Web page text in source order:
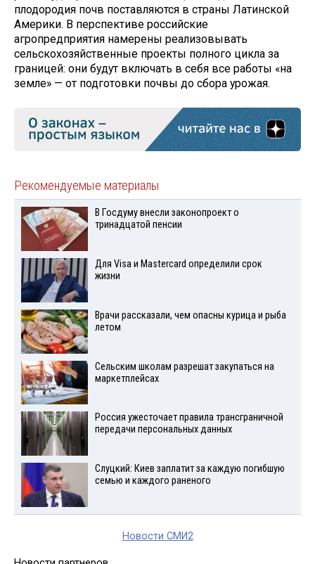
плодородия почв поставляются в страны Латинской
Америки. В перспективе российские
агропредприятия намерены реализовывать
сельскохозяйственные проекты полного цикла за
границей: они будут включать в себя все работы «на
земле» — от подготовки почвы до сбора урожая.
Рекомендуемые материалы
В Госдуму внесли законопроект о
тринадцатой пенсии
Для Visа и Mastercard определили срок
жизни
Врачи рассказали, чем опасны курица и рыба
летом
Сельским школам разрешат закупаться на
маркетплейсах
Россия ужесточает правила трансграничной
передачи персональных данных
Слуцкий: Киев заплатит за каждую погибшую
семью и каждого раненого
Новости СМИ2